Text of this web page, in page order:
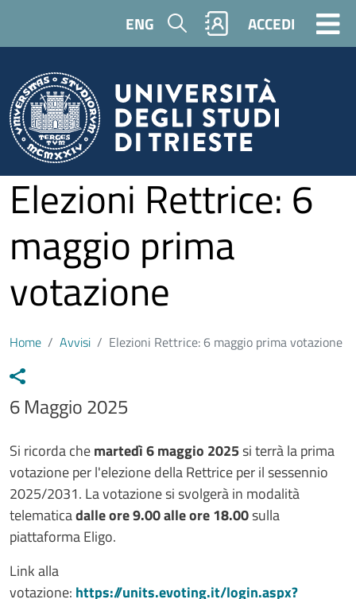
ENG Cerca ACCEDI
Elezioni Rettrice: 6
maggio prima
votazione
Home Avvisi Elezioni Rettrice: 6 maggio prima votazione
Data avviso
6 Maggio 2025
Testo avviso
Si ricorda chemartedì 6 maggio 2025si terrà la prima
votazione per l'elezione della Rettrice per il sessennio
2025/2031. La votazione si svolgerà in modalità
telematicadalle ore 9.00 alle ore 18.00sulla
piattaforma Eligo.
Link alla
votazione: https://units.evoting.it/login.aspx?